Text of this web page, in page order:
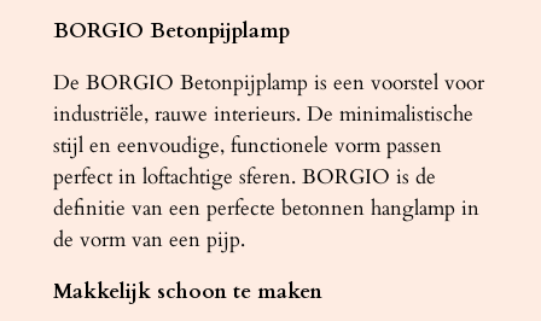
G
O
1
z
w
a
r
a
BORGIO Betonpijplamp
De BORGIO Betonpijplamp is een voorstel voor
industriële, rauwe interieurs. De minimalistische
stijl en eenvoudige, functionele vorm passen
perfect in loftachtige sferen. BORGIO is de
definitie van een perfecte betonnen hanglamp in
de vorm van een pijp.
Makkelijk schoon te maken